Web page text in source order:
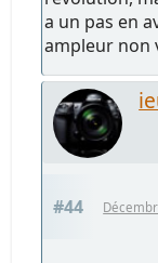
a un pas en
ampleur non
#44